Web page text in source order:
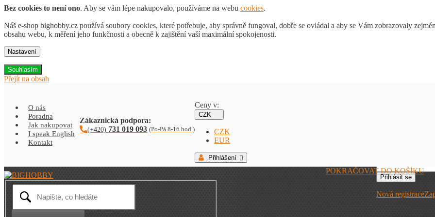
Bez cookies to není ono. Aby se vám lépe nakupovalo, používáme na webu cookies.
Náš e-shop bighobby.cz používá soubory cookies, které potřebuje, aby správně fungoval, dobře se ovládal a aby se Vám zobrazovaly
obsahu webu, k měření jeho funkčnosti a obecně k zajištění vaší maximální spokojenosti.
Nastavení
Souhlasím
Přejít na obsah
Přihlásit se
Nová registrace
POKRAČOVAT DO KOŠÍKU
Zákaznická podpora:
731 019 093
O nás
Poradna
Jak nakupovat
I speak English
Kontakt
Ceny v:
CZK
CZK
EUR
Přihlášení